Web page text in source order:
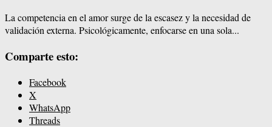
La competencia en el amor surge de la escasez y la necesidad de
validación externa. Psicológicamente, enfocarse en una sola...
Comparte esto:
Facebook
X
WhatsApp
Threads